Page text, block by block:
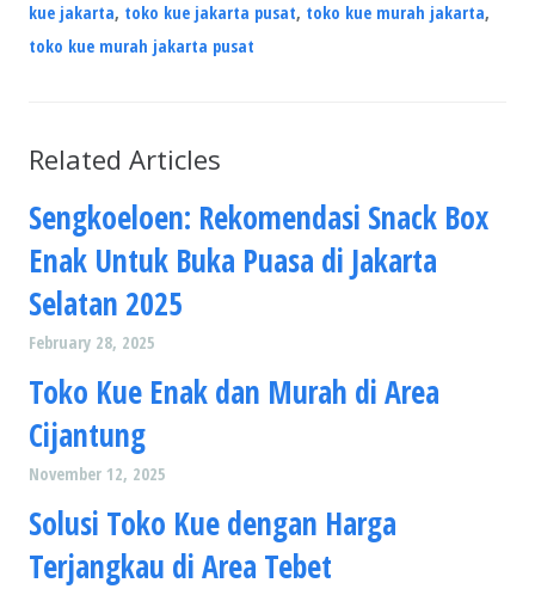
kue jakarta, toko kue jakarta pusat, toko kue murah jakarta,
toko kue murah jakarta pusat
Related Articles
Sengkoeloen: Rekomendasi Snack Box
Enak Untuk Buka Puasa di Jakarta
Selatan 2025
February 28, 2025
Toko Kue Enak dan Murah di Area
Cijantung
November 12, 2025
Solusi Toko Kue dengan Harga
Terjangkau di Area Tebet